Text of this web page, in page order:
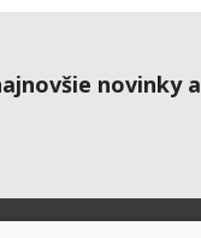
novinky